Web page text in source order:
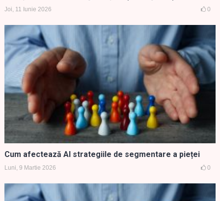
Joi, 11 Iunie 2026 0
Cum afectează AI strategiile de segmentare a pieței
Luni, 9 Martie 2026 0